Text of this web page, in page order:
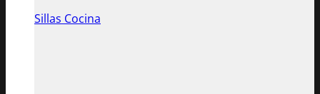
Sillas Cocina